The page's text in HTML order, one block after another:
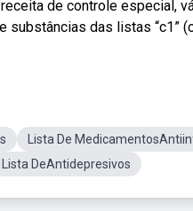
de controle especial,
das listas “c1”
Lista De
Lista DeAntidepresivos